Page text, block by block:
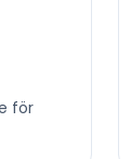
för